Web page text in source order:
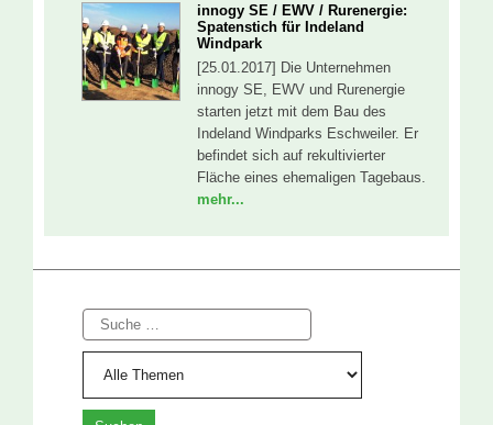
innogy SE / EWV / Rurenergie:
Spatenstich für Indeland
Windpark
[25.01.2017] Die Unternehmen
innogy SE, EWV und Rurenergie
starten jetzt mit dem Bau des
Indeland Windparks Eschweiler. Er
befindet sich auf rekultivierter
Fläche eines ehemaligen Tagebaus.
mehr...
Suche